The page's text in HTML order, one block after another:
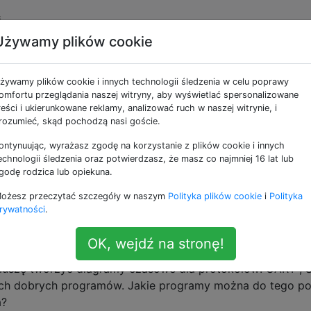
jako drawing
rysowania dobrych schematów
schematów. Kilka razy ludzie faktycznie pytali o
jako pojedyncze repozytorium na schematach
wskazywać ludziom. Pytanie brzmi Jakie są zasady
schematów? Uwaga: Chodzi o same schematy, a
design-rules
diagramów czasowych
tworzyć diagramy czasowe dla protokołów: UART ,
dobrych programów. Jakie programy można do tego
plików cookie
plików cookie i innych technologii śledzenia w celu poprawy
przeglądania naszej witryny, aby wyświetlać spersonalizowane
i ukierunkowane reklamy, analizować ruch w naszej witrynie, i
skąd pochodzą nasi goście.
wyrażasz zgodę na korzystanie z plików cookie i innych
śledzenia oraz potwierdzasz, że masz co najmniej 16 lat lub
rodzica lub opiekuna.
przeczytać szczegóły w naszym Polityka plików cookie i Polityka
.
OK, wejdź na stronę!